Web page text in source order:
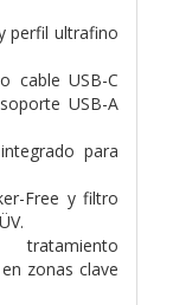
perfil ultrafino
cable USB-C
USB-A
para
Free y filtro
zonas clave